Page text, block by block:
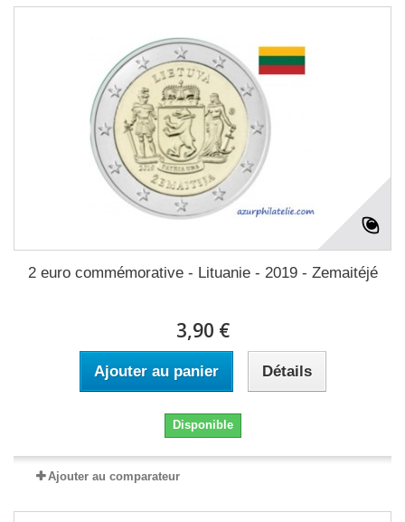
2 euro commémorative - Lituanie - 2019 - Zemaitéjé
3,90 €
Ajouter au panier Détails
Disponible
Ajouter au comparateur